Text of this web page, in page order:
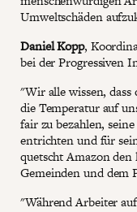
Umweltschäden
Daniel Kopp,
bei der Progressiven
"Wir alle wissen, dass
die Temperatur auf
fair zu bezahlen,
entrichten und für
quetscht Amazon
Gemeinden und dem
"Während Arbeiter